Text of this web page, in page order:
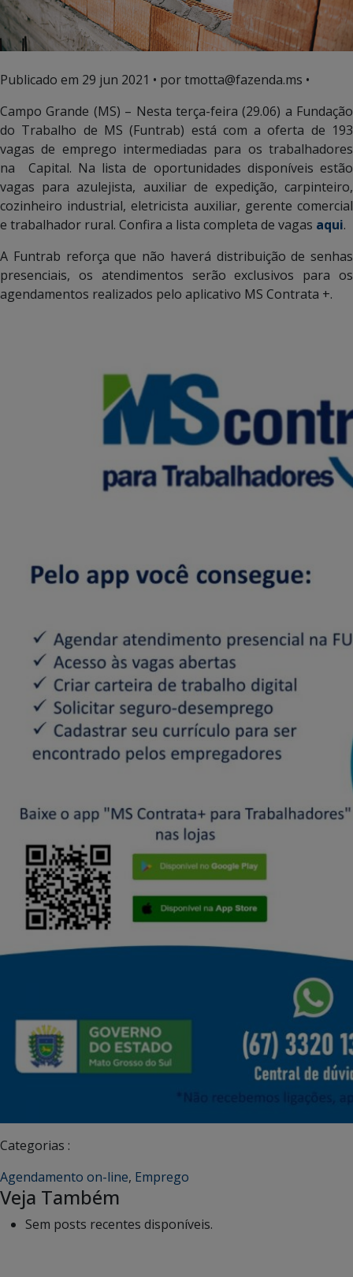
Publicado em 29 jun 2021 • por tmotta@fazenda.ms •
Campo Grande (MS) – Nesta terça-feira (29.06) a Fundação
do Trabalho de MS (Funtrab) está com a oferta de 193
vagas de emprego intermediadas para os trabalhadores
na Capital. Na lista de oportunidades disponíveis estão
vagas para azulejista, auxiliar de expedição, carpinteiro,
cozinheiro industrial, eletricista auxiliar, gerente comercial
e trabalhador rural. Confira a lista completa de vagas aqui.
A Funtrab reforça que não haverá distribuição de senhas
presenciais, os atendimentos serão exclusivos para os
agendamentos realizados pelo aplicativo MS Contrata +.
Categorias :
Agendamento on-line, Emprego
Veja Também
Sem posts recentes disponíveis.